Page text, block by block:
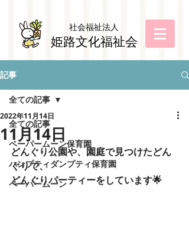
社会福祉法人
姫路文化福祉会
記事
全ての記事
ペーパームーン保育園
ハンプティダンプティ保育園
ペーパームーン
全ての記事
11月14日
2022年11月14日
どんぐり公園や、園庭で見つけたどん
ぐりで、
どんぐりパーティーをしています🌟